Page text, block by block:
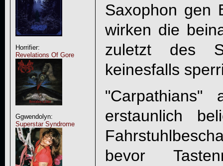
Horrifier:
Revelations Of Gore
Ggwendolyn:
Superstar Syndrome
Saxophon gen
wirken die
zuletzt des
keinesfalls
"Carpathians"
erstaunlich
bevor